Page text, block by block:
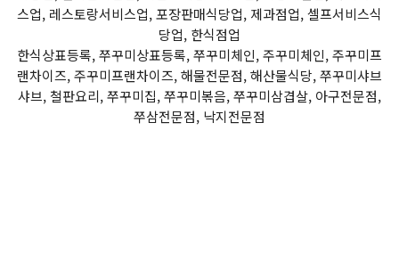
스업, 레스토랑서비스업, 포장판매식당업, 제과점업, 셀프서비스식
당업, 한식점업
한식상표등록, 쭈꾸미상표등록, 쭈꾸미체인, 주꾸미체인, 주꾸미프
랜차이즈, 주꾸미프랜차이즈, 해물전문점, 해산물식당, 쭈꾸미샤브
샤브, 철판요리, 쭈꾸미집, 쭈꾸미볶음, 쭈꾸미삼겹살, 아구전문점,
쭈삼전문점, 낙지전문점